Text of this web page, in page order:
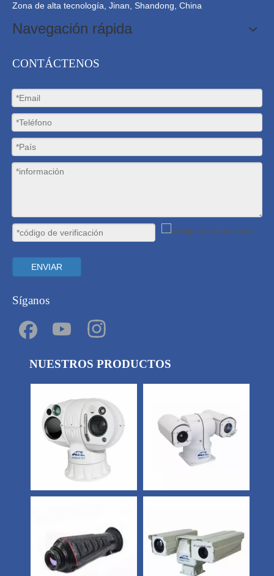
Zona de alta tecnología, Jinan, Shandong, China
Navegación rápida
CONTÁCTENOS
ENVIAR
Síganos
NUESTROS PRODUCTOS